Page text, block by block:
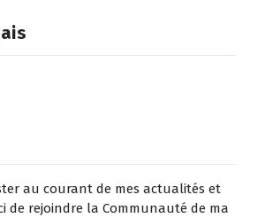
au courant de mes actualités et
de rejoindre la Communauté de ma